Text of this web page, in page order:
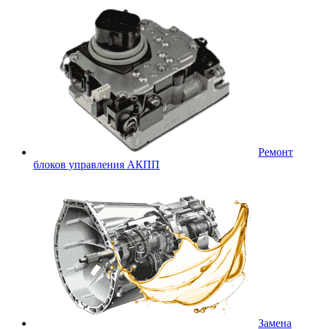
Ремонт
блоков управления АКПП
Замена